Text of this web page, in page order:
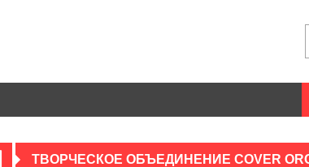
ТВОРЧЕСКОЕ ОБЪЕДИНЕНИЕ COVER